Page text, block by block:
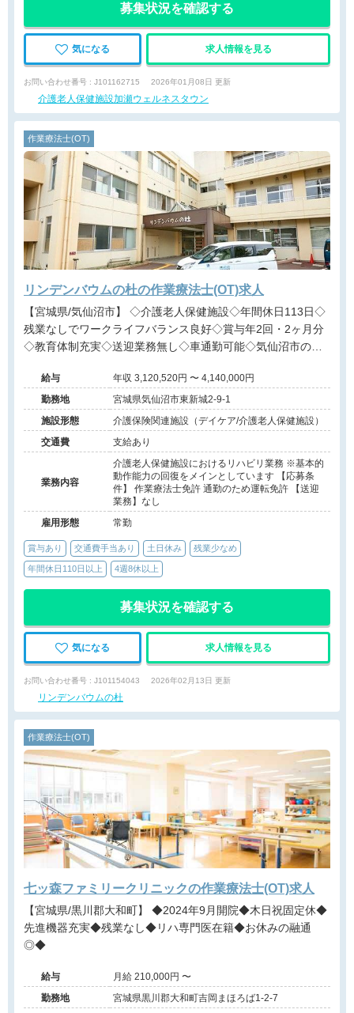
募集状況を確認する
気になる 求人情報を見る
お問い合わせ番号 : J101162715 2026年01月08日 更新
介護老人保健施設加瀬ウェルネスタウン
作業療法士(OT)
リンデンバウムの杜の作業療法士(OT)求人
【宮城県/気仙沼市】 ◇介護老人保健施設◇年間休日113日◇
残業なしでワークライフバランス良好◇賞与年2回・2ヶ月分
◇教育体制充実◇送迎業務無し◇車通勤可能◇気仙沼市の医
給与
年収 3,120,520円 〜 4,140,000円
勤務地
宮城県気仙沼市東新城2-9-1
施設形態
介護保険関連施設（デイケア/介護老人保健施設）
交通費
支給あり
業務内容
介護老人保健施設におけるリハビリ業務 ※基本的
動作能力の回復をメインとしています 【応募条
件】 作業療法士免許 通勤のため運転免許 【送迎
業務】なし
雇用形態
常勤
賞与あり 交通費手当あり 土日休み 残業少なめ
年間休日110日以上 4週8休以上
募集状況を確認する
気になる 求人情報を見る
お問い合わせ番号 : J101154043 2026年02月13日 更新
リンデンバウムの杜
作業療法士(OT)
七ッ森ファミリークリニックの作業療法士(OT)求人
【宮城県/黒川郡大和町】 ◆2024年9月開院◆木日祝固定休◆
先進機器充実◆残業なし◆リハ専門医在籍◆お休みの融通
◎◆
給与
月給 210,000円 〜
勤務地
宮城県黒川郡大和町吉岡まほろば1-2-7